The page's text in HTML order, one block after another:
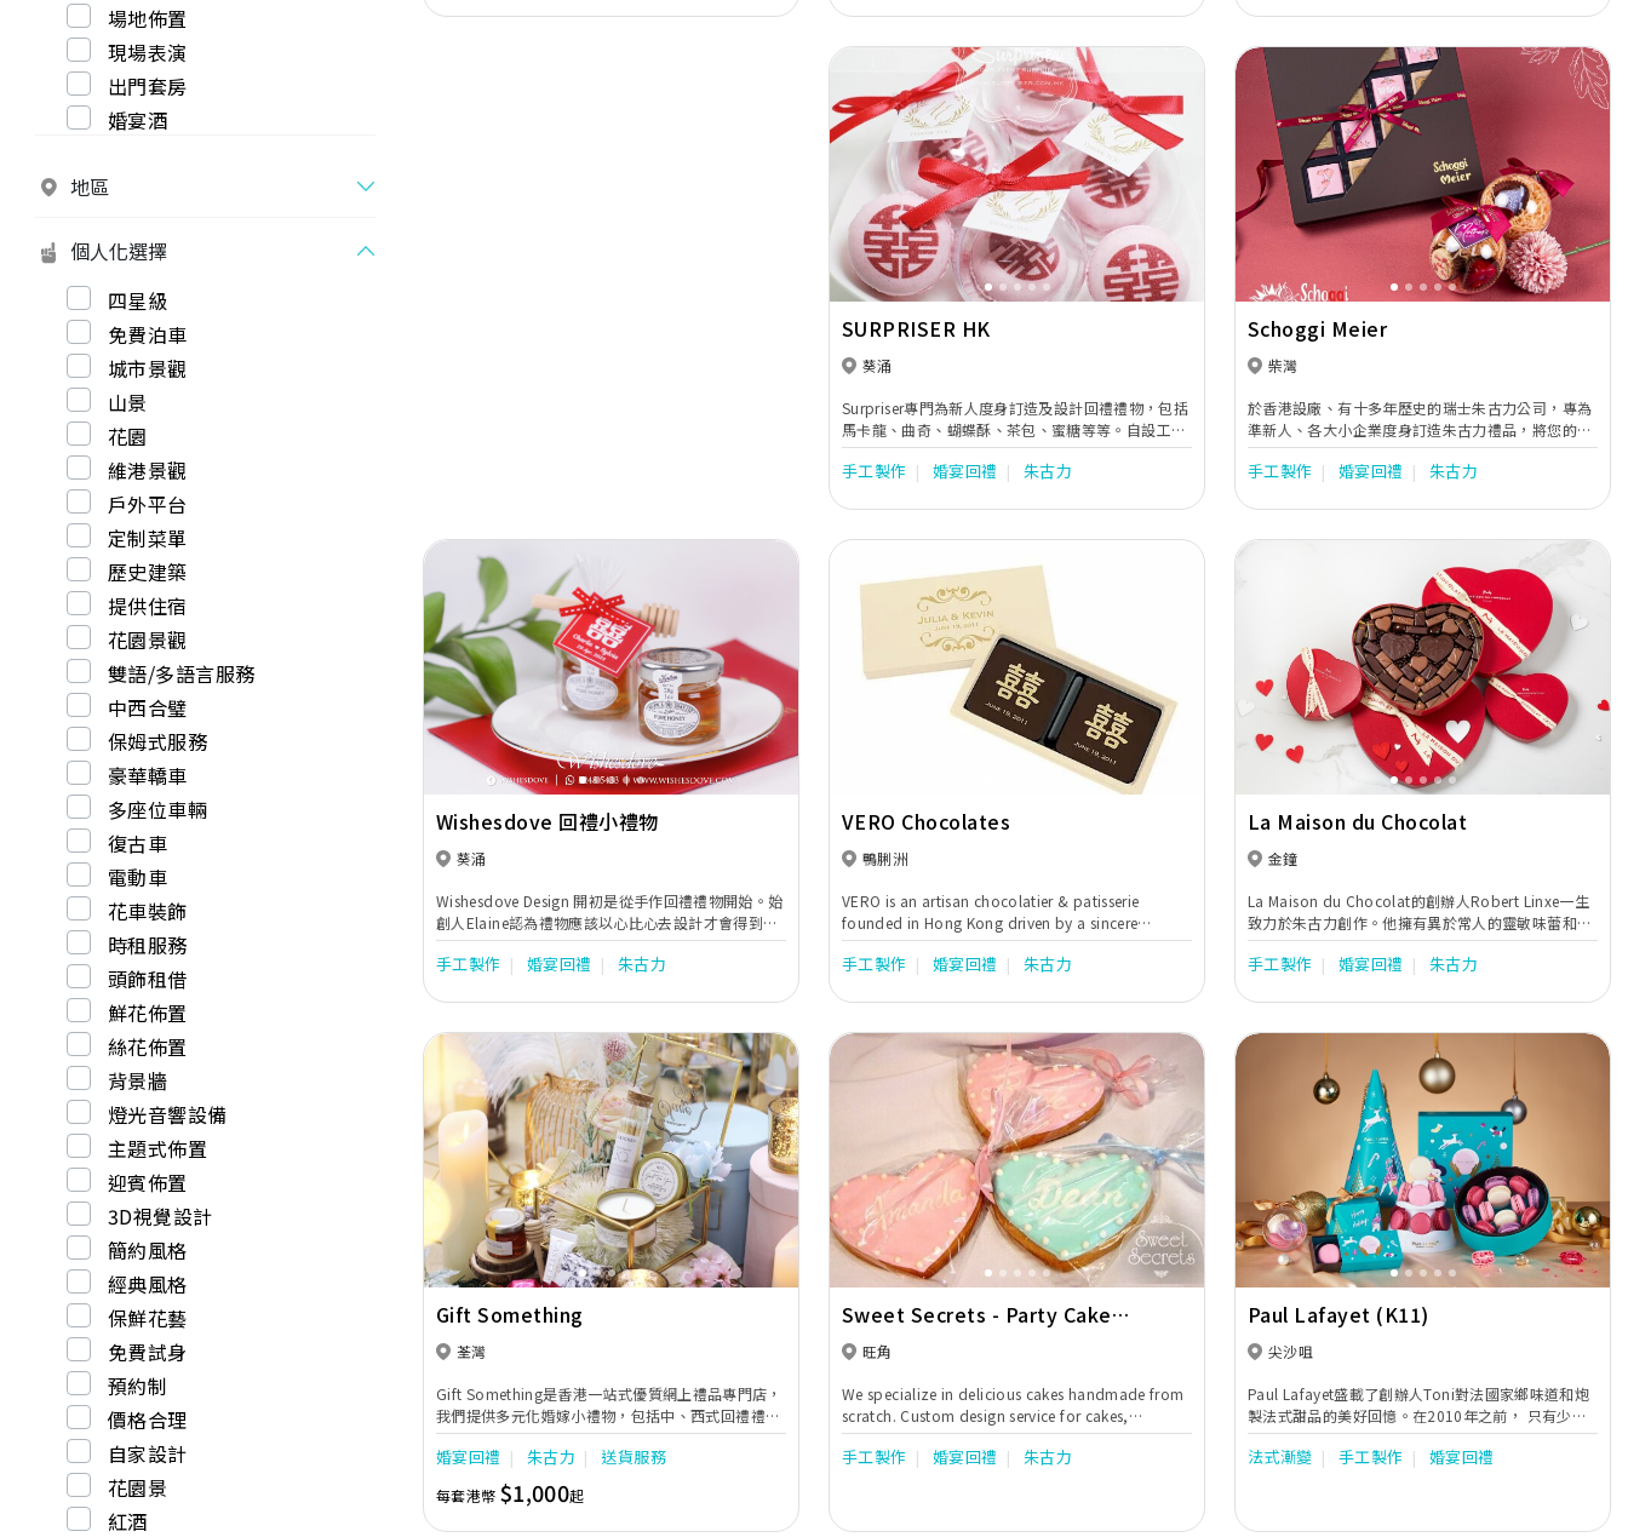
場地佈置
現場表演
出門套房
婚宴酒
地區
個人化選擇
四星級
免費泊車
城市景觀
山景
花園
維港景觀
戶外平台
定制菜單
歷史建築
提供住宿
花園景觀
雙語/多語言服務
中西合璧
保姆式服務
豪華轎車
多座位車輛
復古車
電動車
花車裝飾
時租服務
頭飾租借
鮮花佈置
絲花佈置
背景牆
燈光音響設備
主題式佈置
迎賓佈置
3D視覺設計
簡約風格
經典風格
保鮮花藝
免費試身
預約制
價格合理
自家設計
花園景
紅酒
出，綿綿不絕的甜蜜，如細水長流的愛情，滋養生
命，潤澤時空。朱古力噴泉在各大小宴會中為賓客帶
來驚喜，把甜蜜而歡樂的時刻在心裡深深留下印象。
Previous
SURPRISER HK
葵涌
Surpriser專門為新人度身訂造及設計回禮禮物，包括
馬卡龍、曲奇、蝴蝶酥、茶包、蜜糖等等。自設工場
確保產品質素，並為新人提供貼心的送貨服務，讓新
人及賓客收到一份驚喜的心意。除此之外，Surpriser
下美好回憶。
手工製作 婚宴回禮 朱古力
Previous
Schoggi Meier
柴灣
於香港設廠、有十多年歷史的瑞士朱古力公司，專為
準新人、各大小企業度身訂造朱古力禮品，將您的心
意造成朱古力，轉送給您的賓客/專貴客戶，實為結
婚回禮、企業聖誕/賀年禮盒、品牌推廣禮品等之首
送貨，提供一站式的尊貴服務，務求滿足每位顧客獨
特的需要。
手工製作 婚宴回禮 朱古力
Previous Next
Wishesdove 回禮小禮物
葵涌
Wishesdove Design 開初是從手作回禮禮物開始。始
創人Elaine認為禮物應該以心比心去設計才會得到賓
客的欣賞。多年來感恩地得到不少客人的認同而公司
亦邁向更多元化。
手工製作 婚宴回禮 朱古力
Previous
VERO Chocolates
鴨脷洲
VERO is an artisan chocolatier & patisserie
founded in Hong Kong driven by a sincere
passion and a dedicated pursuit of the world’s
highest quality delicacies. From the provenance
ingredient, we seek to raise awareness and
appreciation through passionate gastronomic
experiences.
手工製作 婚宴回禮 朱古力
Previous
La Maison du Chocolat
金鐘
La Maison du Chocolat的創辦人Robert Linxe一生
致力於朱古力創作。他擁有異於常人的靈敏味蕾和品
味，他既是品酒專家、音樂愛好者（尤其鍾愛歌
劇），更是對一切美好事物獨具觸覺的藝術家。他以
款朱古力均展現出他的獨特品味。 被譽為「朱古力蓉
魔法師」的Robert Linxe把他的崇高標記都押在朱古
力這種非凡的材料上，尤其是朱古力蓉。口感如絲般
幼滑的朱古力蓉以朱古力和鮮奶油製作，外裹一層薄
薄的朱古力，散發出精緻微妙的美味，令人沉醉。 超
過36年來，La Maison du Chocolat的朱古力蓉一直
是法式尊貴朱古力的象徵。時至今日，La Maison du
Chocolat在總廚兼法國最佳朱古力工藝師Nicolas
Cloiseau的帶領下，繼續傳承品牌的獨有滋味。
手工製作 婚宴回禮 朱古力
Previous Next
Gift Something
荃灣
Gift Something是香港一站式優質網上禮品專門店，
我們提供多元化婚嫁小禮物，包括中、西式回禮禮物
及新郎新娘禮盒，每款都既獨特又時尚，禮盒更可按
客人要求，訂製個人化字體印刷，力求能為新人的大
日子帶來最完美的點綴。
婚宴回禮 朱古力 送貨服務
每套港幣 $1,000起
Previous Next
Sweet Secrets - Party Cakes
& Treats
旺角
We specialize in delicious cakes handmade from
scratch. Custom design service for cakes,
cupcakes, cookies & free from gluten egg dairy
refine Sugar option.
手工製作 婚宴回禮 朱古力
Paul Lafayet (K11)
尖沙咀
Paul Lafayet盛載了創辦人Toni對法國家鄉味道和炮
製法式甜品的美好回憶。在2010年之前， 只有少數
本地五星級酒店提供精緻法式甜品。Toni看準這個契
機，在香港展開法式甜品業務，令更多人欣賞到這種
法式漸變 手工製作 婚宴回禮